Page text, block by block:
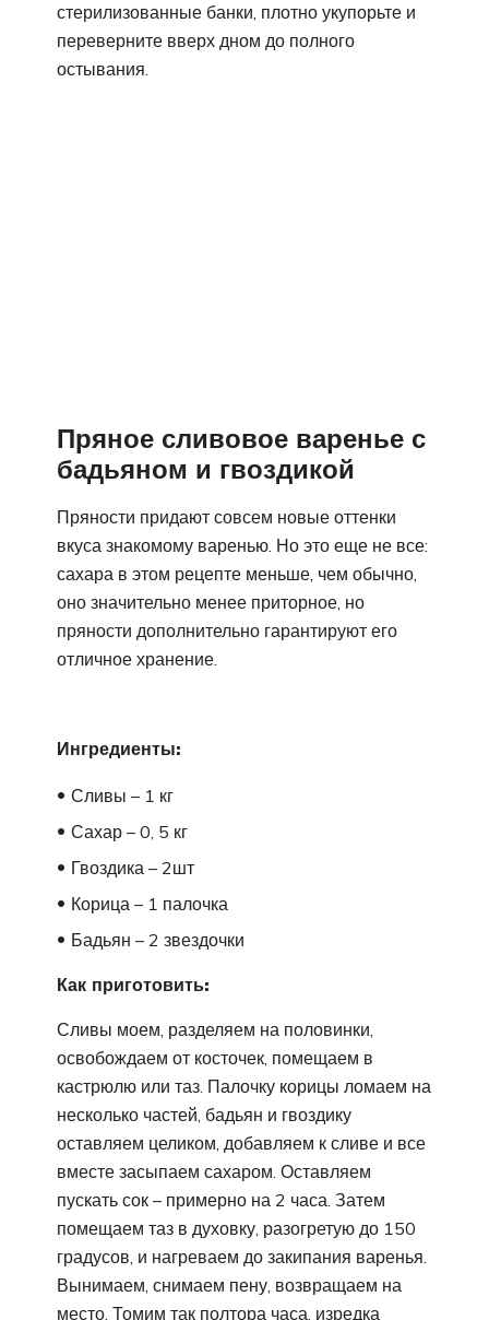
стерилизованные банки, плотно укупорьте и
переверните вверх дном до полного
остывания.
Пряное сливовое варенье с
бадьяном и гвоздикой
Пряности придают совсем новые оттенки
вкуса знакомому варенью. Но это еще не все:
сахара в этом рецепте меньше, чем обычно,
оно значительно менее приторное, но
пряности дополнительно гарантируют его
отличное хранение.
Ингредиенты:
Сливы – 1 кг
Сахар – 0, 5 кг
Гвоздика – 2шт
Корица – 1 палочка
Бадьян – 2 звездочки
Как приготовить:
Сливы моем, разделяем на половинки,
освобождаем от косточек, помещаем в
кастрюлю или таз. Палочку корицы ломаем на
несколько частей, бадьян и гвоздику
оставляем целиком, добавляем к сливе и все
вместе засыпаем сахаром. Оставляем
пускать сок – примерно на 2 часа. Затем
помещаем таз в духовку, разогретую до 150
градусов, и нагреваем до закипания варенья.
Вынимаем, снимаем пену, возвращаем на
место. Томим так полтора часа, изредка